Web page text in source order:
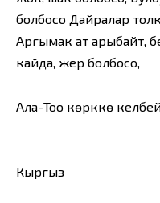
болбосо Дайралар
Аргымак ат арыбайт,
кайда, жер болбосо,
Ала-Тоо көрккө
Кыргыз